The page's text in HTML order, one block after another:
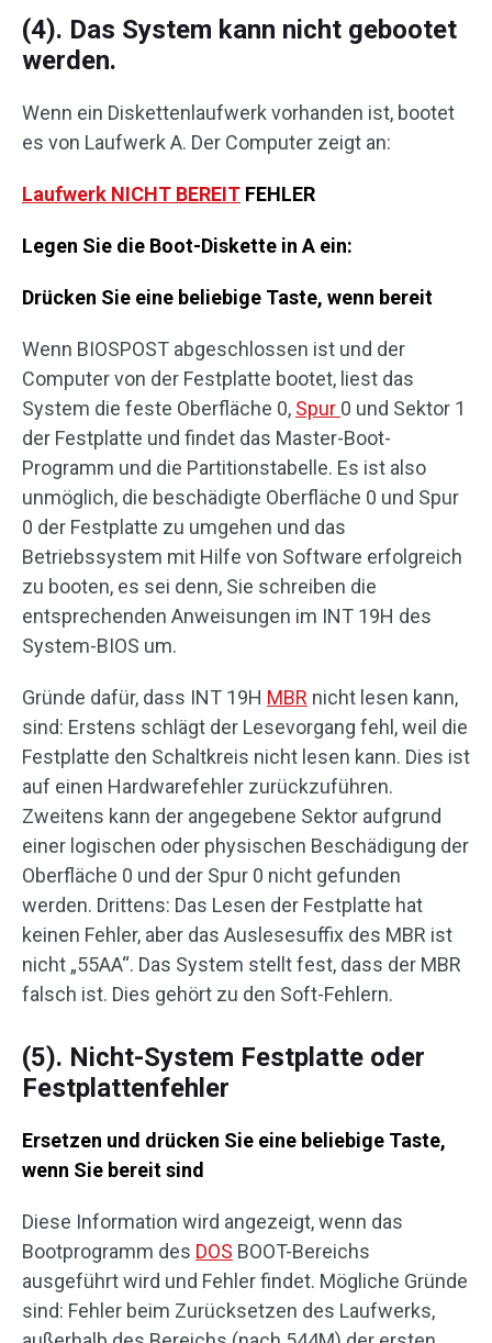
(4). Das System kann nicht gebootet
werden.
Wenn ein Diskettenlaufwerk vorhanden ist, bootet
es von Laufwerk A. Der Computer zeigt an:
Laufwerk NICHT BEREIT FEHLER
Legen Sie die Boot-Diskette in A ein:
Drücken Sie eine beliebige Taste, wenn bereit
Wenn BIOSPOST abgeschlossen ist und der
Computer von der Festplatte bootet, liest das
System die feste Oberfläche 0, Spur 0 und Sektor 1
der Festplatte und findet das Master-Boot-
Programm und die Partitionstabelle. Es ist also
unmöglich, die beschädigte Oberfläche 0 und Spur
0 der Festplatte zu umgehen und das
Betriebssystem mit Hilfe von Software erfolgreich
zu booten, es sei denn, Sie schreiben die
entsprechenden Anweisungen im INT 19H des
System-BIOS um.
Gründe dafür, dass INT 19H MBR nicht lesen kann,
sind: Erstens schlägt der Lesevorgang fehl, weil die
Festplatte den Schaltkreis nicht lesen kann. Dies ist
auf einen Hardwarefehler zurückzuführen.
Zweitens kann der angegebene Sektor aufgrund
einer logischen oder physischen Beschädigung der
Oberfläche 0 und der Spur 0 nicht gefunden
werden. Drittens: Das Lesen der Festplatte hat
keinen Fehler, aber das Auslesesuffix des MBR ist
nicht „55AA“. Das System stellt fest, dass der MBR
falsch ist. Dies gehört zu den Soft-Fehlern.
(5). Nicht-System Festplatte oder
Festplattenfehler
Ersetzen und drücken Sie eine beliebige Taste,
wenn Sie bereit sind
Diese Information wird angezeigt, wenn das
Bootprogramm des DOS BOOT-Bereichs
ausgeführt wird und Fehler findet. Mögliche Gründe
sind: Fehler beim Zurücksetzen des Laufwerks,